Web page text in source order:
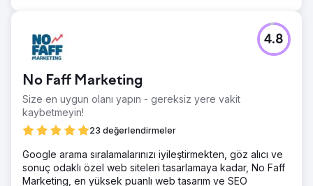
No Faff Marketing
Size en uygun olanı yapın - gereksiz yere vakit
kaybetmeyin!
23 değerlendirmeler
4.8
Google arama sıralamalarınızı iyileştirmekten, göz alıcı ve
sonuç odaklı özel web siteleri tasarlamaya kadar, No Faff
Marketing, en yüksek puanlı web tasarım ve SEO